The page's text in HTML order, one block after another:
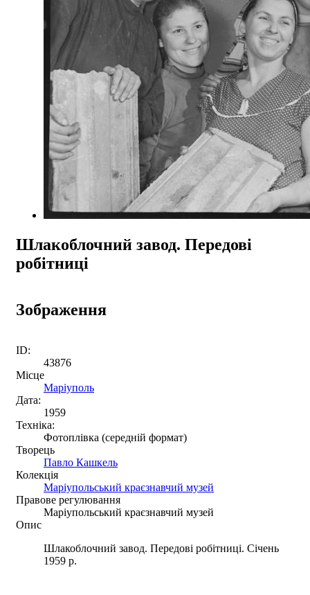
Шлакоблочний завод. Передові
робітниці
Зображення
ID:
43876
Місце
Маріуполь
Дата:
1959
Техніка:
Фотоплівка (середній формат)
Творець
Павло Кашкель
Колекція
Маріупольський краєзнавчий музей
Правове регулювання
Маріупольський краєзнавчий музей
Опис
Шлакоблочний завод. Передові робітниці. Січень
1959 р.